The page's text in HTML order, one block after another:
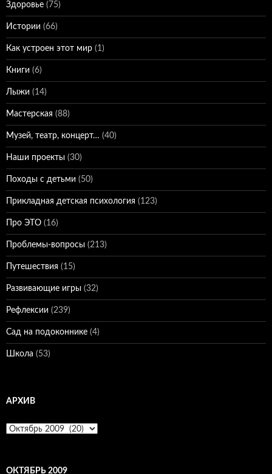
Здоровье (75)
Истории (66)
Как устроен этот мир (1)
Книги (6)
Лыжи (14)
Мастерская (88)
Музей, театр, концерт… (40)
Наши проекты (30)
Походы с детьми (50)
Прикладная детская психология (123)
Про ЭТО (16)
Проблемы-вопросы (213)
Путешествия (15)
Развивающие игры (32)
Рефлексии (239)
Сад на подоконнике (4)
Школа (53)
АРХИВ
Архив
ОКТЯБРЬ 2009